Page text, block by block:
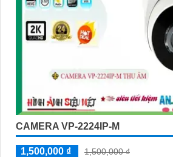
CAMERA VP-2224IP-M
1,500,000 ₫
1,500,000 ₫